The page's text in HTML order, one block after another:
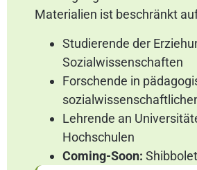
Materialien ist beschränkt
Studierende der
Sozialwissenschaften
Forschende in
Lehrende an
Hochschulen
Coming-Soon: